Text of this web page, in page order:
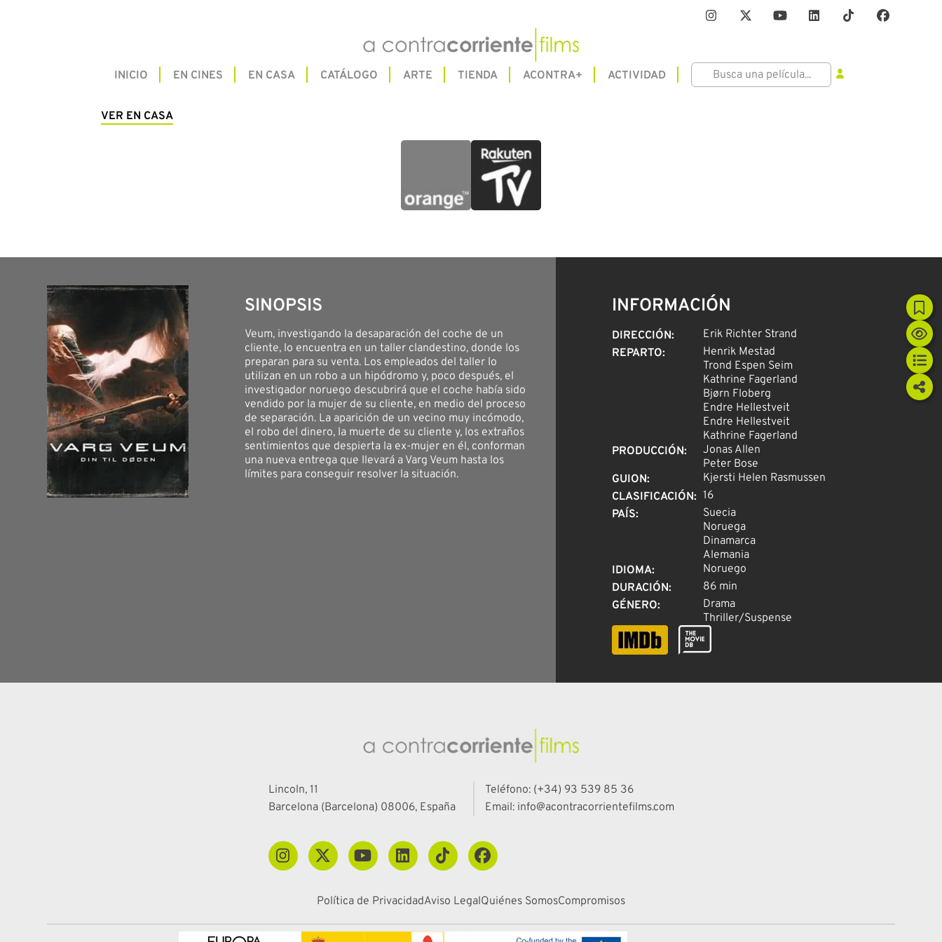
INICIO EN CINES EN CASA CATÁLOGO ARTE TIENDA ACONTRA+ ACTIVIDAD
VER EN CASA
SINOPSIS
Veum, investigando la desaparación del coche de un
cliente, lo encuentra en un taller clandestino, donde los
preparan para su venta. Los empleados del taller lo
utilizan en un robo a un hipódromo y, poco después, el
investigador noruego descubrirá que el coche había sido
vendido por la mujer de su cliente, en medio del proceso
de separación. La aparición de un vecino muy incómodo,
el robo del dinero, la muerte de su cliente y, los extraños
sentimientos que despierta la ex-mujer en él, conforman
una nueva entrega que llevará a Varg Veum hasta los
límites para conseguir resolver la situación.
INFORMACIÓN
DIRECCIÓN:
Erik Richter Strand
REPARTO:
Henrik Mestad
Trond Espen Seim
Kathrine Fagerland
Bjørn Floberg
Endre Hellestveit
Endre Hellestveit
Kathrine Fagerland
PRODUCCIÓN:
Jonas Allen
Peter Bose
GUION:
Kjersti Helen Rasmussen
CLASIFICACIÓN: 16
PAÍS:
Suecia
Noruega
Dinamarca
Alemania
IDIOMA:
Noruego
DURACIÓN:
86 min
GÉNERO:
Drama
Thriller/Suspense
Lincoln, 11
Barcelona (Barcelona) 08006, España
Teléfono: (+34) 93 539 85 36
Email: info@acontracorrientefilms.com
Política de PrivacidadAviso LegalQuiénes SomosCompromisos